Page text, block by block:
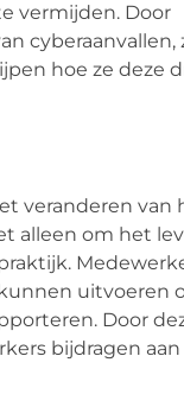
vermijden. Door
cyberaanvallen,
hoe ze deze
veranderen van
alleen om het
uitvoeren
Door
bijdragen aan